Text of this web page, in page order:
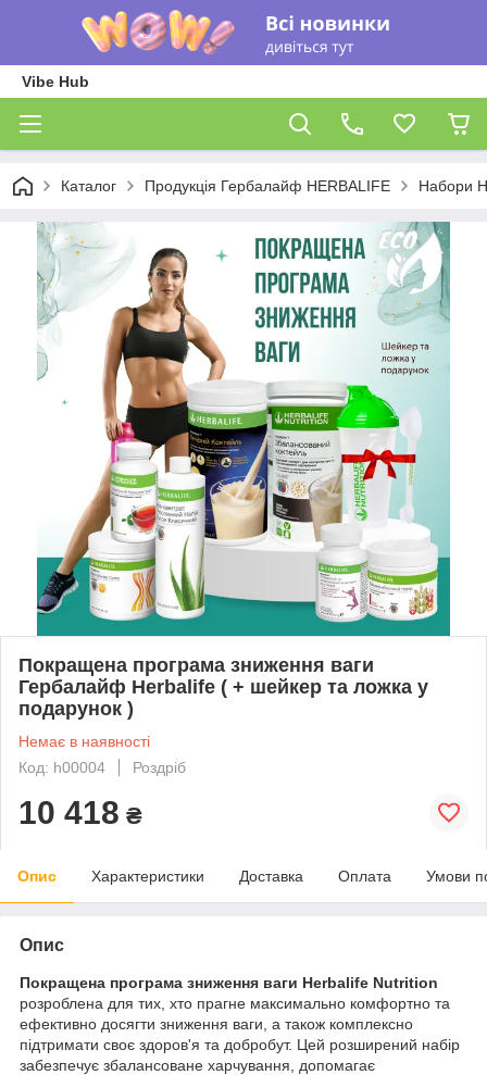
Vibe Hub
Каталог Продукція Гербалайф HERBALIFE Набори
Покращена програма зниження ваги
Гербалайф Herbalife ( + шейкер та ложка у
подарунок )
Немає в наявності
Код: h00004
Роздріб
10 418 ₴
Опис Характеристики Доставка Оплата Умови
Опис
Покращена програма зниження ваги Herbalife Nutrition
розроблена для тих, хто прагне максимально комфортно та
ефективно досягти зниження ваги, а також комплексно
підтримати своє здоров'я та добробут. Цей розширений набір
забезпечує збалансоване харчування, допомагає